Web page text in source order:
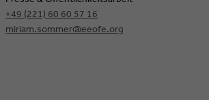
+49 (221) 60 60 57 16
miriam.sommer@eeofe.org